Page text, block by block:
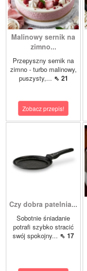
Malinowy sernik na
zimno...
Przepyszny sernik na
zimno - turbo malinowy,
puszysty,... ⇖ 21
Zobacz przepis!
Czy dobra patelnia...
Sobotnie śniadanie
potrafi szybko stracić
swój spokojny... ⇖ 17